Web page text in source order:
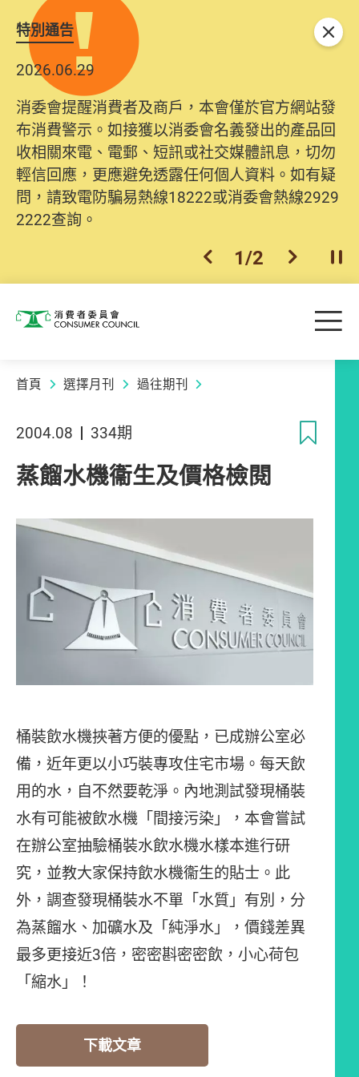
特別通告
2026.06.29
消委會提醒消費者及商戶，本會僅於官方網站發
布消費警示。如接獲以消委會名義發出的產品回
收相關來電、電郵、短訊或社交媒體訊息，切勿
輕信回應，更應避免透露任何個人資料。如有疑
問，請致電防騙易熱線18222或消委會熱線2929
2222查詢。
上一個
1/2 下一個開
關閉
消費者委員會 目
首頁 選擇月刊 過往期刊
2004.08 334期
蒸餾水機衞生及價格檢閱
桶裝飲水機挾著方便的優點，已成辦公室必
備，近年更以小巧裝專攻住宅市場。每天飲
用的水，自不然要乾淨。內地測試發現桶裝
水有可能被飲水機「間接污染」，本會嘗試
在辦公室抽驗桶裝水飲水機水樣本進行研
究，並教大家保持飲水機衞生的貼士。此
外，調查發現桶裝水不單「水質」有別，分
為蒸餾水、加礦水及「純淨水」，價錢差異
最多更接近3倍，密密斟密密飲，小心荷包
「縮水」！
下載文章